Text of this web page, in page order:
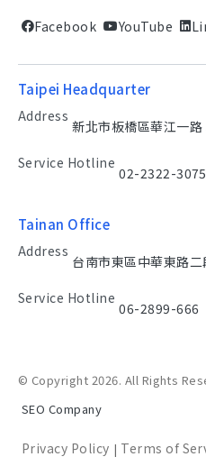
Facebook YouTube
Taipei Headquarter
Address
新北市板橋區華江一
Service Hotline
02-2322-3075
Tainan Office
Address
台南市東區中華東路
Service Hotline
06-2899-666
© Copyright 2026. All Rights
SEO Company
Privacy Policy | Terms of